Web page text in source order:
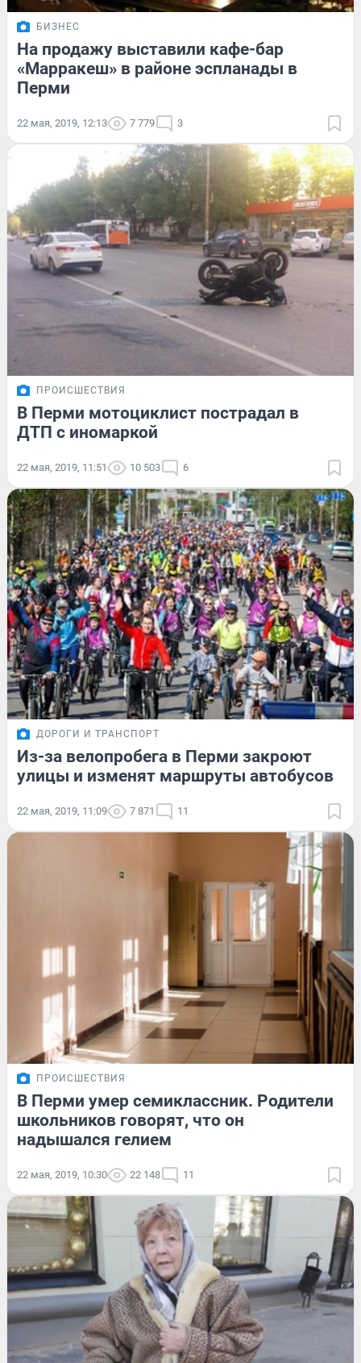
БИЗНЕС
На продажу выставили кафе-бар
«Марракеш» в районе эспланады в
Перми
22 мая, 2019, 12:13 7 779 3
ПРОИСШЕСТВИЯ
В Перми мотоциклист пострадал в
ДТП с иномаркой
22 мая, 2019, 11:51 10 503 6
ДОРОГИ И ТРАНСПОРТ
Из-за велопробега в Перми закроют
улицы и изменят маршруты автобусов
22 мая, 2019, 11:09 7 871 11
ПРОИСШЕСТВИЯ
В Перми умер семиклассник. Родители
школьников говорят, что он
надышался гелием
22 мая, 2019, 10:30 22 148 11